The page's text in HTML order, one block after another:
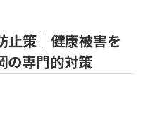
止策｜健康被害を
の専門的対策